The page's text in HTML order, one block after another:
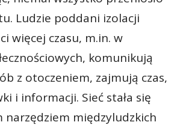
Ludzie poddani izolacji
więcej czasu, m.in. w
komunikują
z otoczeniem, zajmują czas,
i informacji. Sieć stała się
narzędziem międzyludzkich